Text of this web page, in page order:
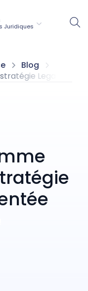
Juridiques
Blog
stratégie Legal Ops